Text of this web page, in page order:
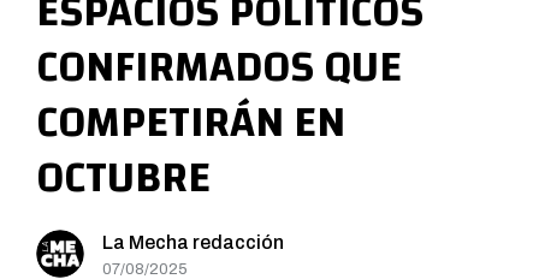
CONFIRMADOS QUE
COMPETIRÁN EN
OCTUBRE
La Mecha redacción
07/08/2025